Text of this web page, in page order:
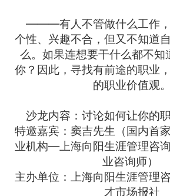
———有人不管做什么工作，
个性、兴趣不合，但又不知道
么。如果连想要干什么都不知
你？因此，寻找有前途的职业
的职业价值观。
沙龙内容：讨论如何让你的
特邀嘉宾：窦吉先生（国内首
业机构—上海向阳生涯管理咨
业咨询师）
主办单位：上海向阳生涯管理
才市场报社